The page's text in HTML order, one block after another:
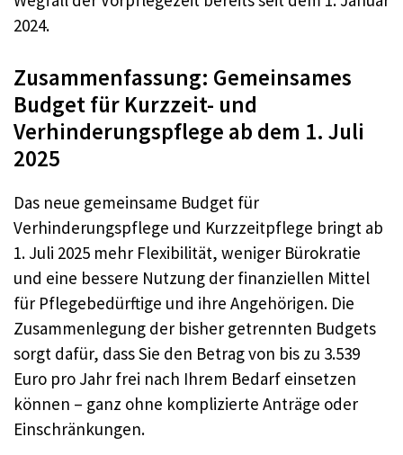
2024.
Zusammenfassung: Gemeinsames
Budget für Kurzzeit- und
Verhinderungspflege ab dem 1. Juli
2025
Das neue gemeinsame Budget für
Verhinderungspflege und Kurzzeitpflege bringt ab
1. Juli 2025 mehr Flexibilität, weniger Bürokratie
und eine bessere Nutzung der finanziellen Mittel
für Pflegebedürftige und ihre Angehörigen. Die
Zusammenlegung der bisher getrennten Budgets
sorgt dafür, dass Sie den Betrag von bis zu 3.539
Euro pro Jahr frei nach Ihrem Bedarf einsetzen
können – ganz ohne komplizierte Anträge oder
Einschränkungen.